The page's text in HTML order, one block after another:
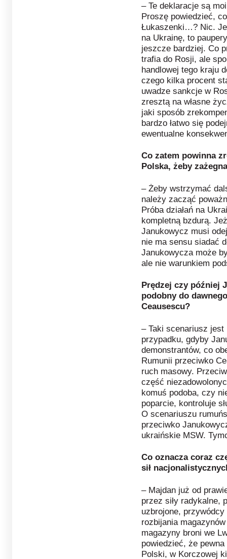
– Te deklaracje są
Proszę powiedzieć,
Łukaszenki…? Nic.
na Ukrainę, to
jeszcze bardziej. Co
trafia do Rosji, ale
handlowej tego kraju
czego kilka procent
uwadze sankcje w
zresztą na własne
jaki sposób
bardzo łatwo się
ewentualne
Co zatem powinna
Polska, żeby
– Żeby wstrzymać
należy zacząć
Próba działań na
kompletną bzdurą.
Janukowycz musi
nie ma sensu siadać
Janukowycza może
ale nie warunkiem
Prędzej czy później
podobny do
Ceausescu?
– Taki scenariusz
przypadku, gdyby
demonstrantów, co
Rumunii przeciwko
ruch masowy.
część
komuś podoba, czy
poparcie, kontroluje
O scenariuszu
przeciwko
ukraińskie MSW.
Co oznacza coraz
sił
– Majdan już od
przez siły radykalne,
uzbrojone, przywódcy
rozbijania
magazyny broni we
powiedzieć, że
Polski, w Korczowej